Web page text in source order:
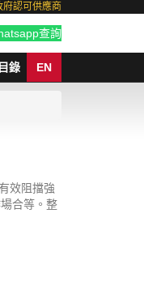
府認可供應商
查詢
錄 EN
效阻擋強
合等。整